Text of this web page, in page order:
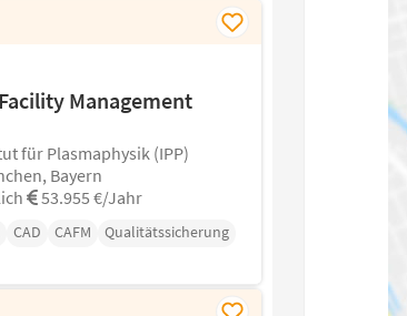
Management
für Plasmaphysik (IPP)
Bayern
53.955 €/Jahr
CAD CAFM
Qualitätssicherung